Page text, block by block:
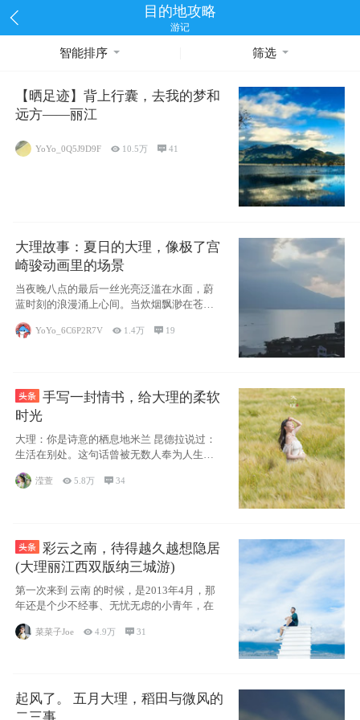
目的地攻略
游记
智能排序 筛选
【晒足迹】背上行囊，去我的梦和
远方——丽江
YoYo_0Q5J9D9F  10.5万 41
大理故事：夏日的大理，像极了宫
崎骏动画里的场景
当夜晚八点的最后一丝光亮泛滥在水面，蔚
蓝时刻的浪漫涌上心间。当炊烟飘渺在苍山
YoYo_6C6P2R7V  1.4万  19
手写一封情书，给大理的柔软
时光
大理：你是诗意的栖息地米兰 昆德拉说过：
生活在别处。这句话曾被无数人奉为人生信
条，并
滢萱 5.8万 34
彩云之南，待得越久越想隐居
(大理丽江西双版纳三城游)
第一次来到 云南 的时候，是2013年4月，那
年还是个少不经事、无忧无虑的小青年，在
菜菜子Joe 4.9万  31
起风了。 五月大理，稻田与微风的